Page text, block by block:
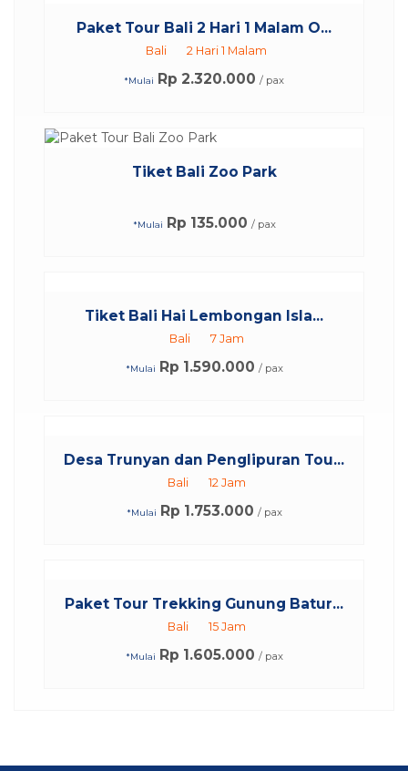
Paket Tour Bali 2 Hari 1 Malam O...
Bali 2 Hari 1 Malam
*Mulai Rp 2.320.000 / pax
Tiket Bali Zoo Park
*Mulai Rp 135.000 / pax
⁠Tiket Bali Hai Lembongan Isla...
Bali 7 Jam
*Mulai Rp 1.590.000 / pax
Desa Trunyan dan Penglipuran Tou...
Bali 12 Jam
*Mulai Rp 1.753.000 / pax
Paket Tour Trekking Gunung Batur...
Bali 15 Jam
*Mulai Rp 1.605.000 / pax